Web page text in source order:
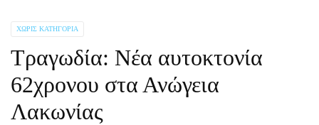
ΧΩΡΊΣ ΚΑΤΗΓΟΡΊΑ
Τραγωδία: Νέα αυτοκτονία
62χρονου στα Ανώγεια
Λακωνίας